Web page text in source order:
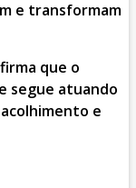
e transformam
que o
segue atuando
e